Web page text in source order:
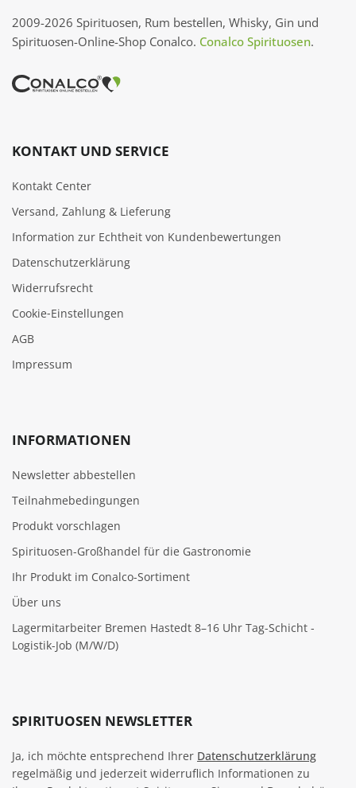
2009-2026 Spirituosen, Rum bestellen, Whisky, Gin und
Spirituosen-Online-Shop Conalco. Conalco Spirituosen.
KONTAKT UND SERVICE
Kontakt Center
Versand, Zahlung & Lieferung
Information zur Echtheit von Kundenbewertungen
Datenschutzerklärung
Widerrufsrecht
Cookie‑Einstellungen
AGB
Impressum
INFORMATIONEN
Newsletter abbestellen
Teilnahmebedingungen
Produkt vorschlagen
Spirituosen-Großhandel für die Gastronomie
Ihr Produkt im Conalco-Sortiment
Über uns
Lagermitarbeiter Bremen Hastedt 8–16 Uhr Tag-Schicht -
Logistik-Job (M/W/D)
SPIRITUOSEN NEWSLETTER
Ja, ich möchte entsprechend Ihrer Datenschutzerklärung
regelmäßig und jederzeit widerruflich Informationen zu